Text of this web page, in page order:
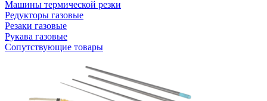
Машины термической резки
Редукторы газовые
Резаки газовые
Рукава газовые
Сопутствующие товары